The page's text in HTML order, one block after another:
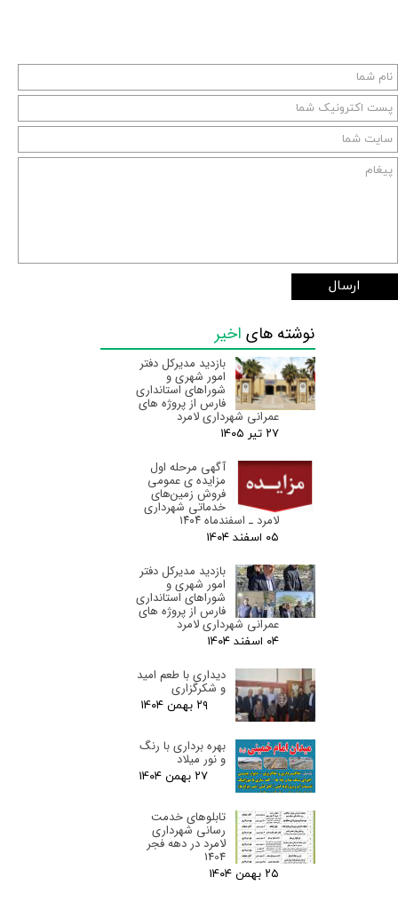
ارسال
نوشته های اخیر
بازدید مدیرکل دفتر
امور شهری و
شوراهای استانداری
فارس از پروژه های
عمرانی شهرداری لامرد
۲۷ تیر ۰۵
آگهی مرحله اول
مزایده ی عمومی
فروش زمین‌های
خدماتی شهرداری
لامرد ـ اسفندماه ۱۴۰۴
۰۵ اسفند ۰۴
بازدید مدیرکل دفتر
امور شهری و
شوراهای استانداری
فارس از پروژه های
عمرانی شهرداری لامرد
۰۴ اسفند ۰۴
دیداری با طعم امید
و شکرگزاری
۲۹ بهمن ۰۴
بهره برداری با رنگ
و نور میلاد
۲۷ بهمن ۰۴
تابلوهای خدمت
رسانی شهرداری
لامرد در دهه فجر
1404
۲۵ بهمن ۰۴